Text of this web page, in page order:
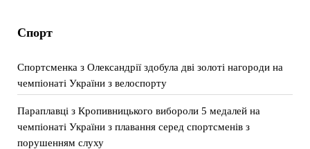
Спорт
Спортсменка з Олександрії здобула дві золоті нагороди на
чемпіонаті України з велоспорту
Параплавці з Кропивницького вибороли 5 медалей на
чемпіонаті України з плавання серед спортсменів з
порушенням слуху